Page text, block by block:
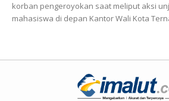
korban pengeroyokan saat meliput aksi
mahasiswa di depan Kantor Wali Kota